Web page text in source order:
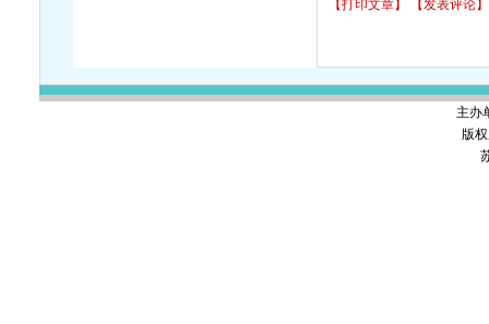
【打印文章】 【发表评论】
主办
版